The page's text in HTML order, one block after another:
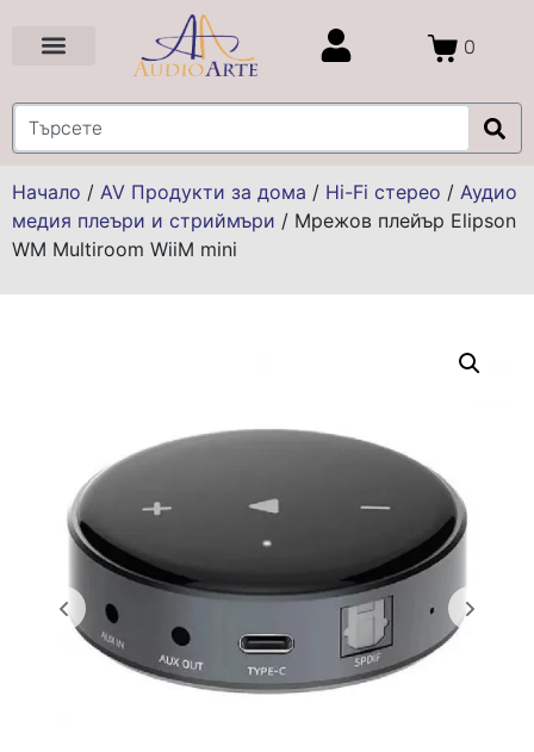
0
Начало / AV Продукти за дома / Hi-Fi стерео / Аудио
медия плеъри и стриймъри / Мрежов плейър Elipson
WM Multiroom WiiM mini